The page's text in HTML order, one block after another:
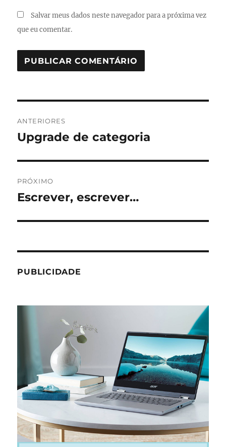
Salvar meus dados neste navegador para a próxima vez
que eu comentar.
de
ANTERIORES
Post
Upgrade de categoria
PRÓXIMO
Próximo
Escrever, escrever…
PUBLICIDADE